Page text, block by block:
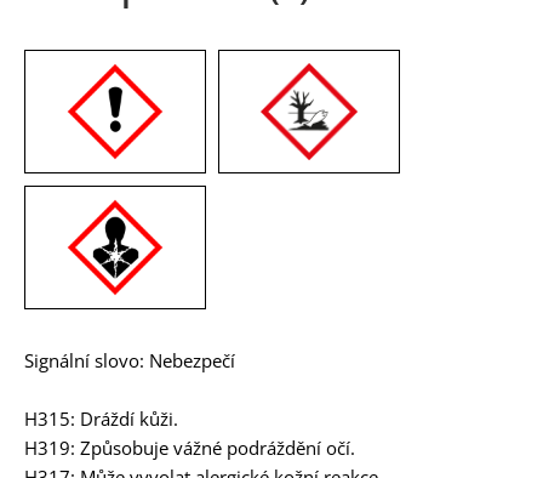
Signální slovo: Nebezpečí
H315: Dráždí kůži.
H319: Způsobuje vážné podráždění očí.